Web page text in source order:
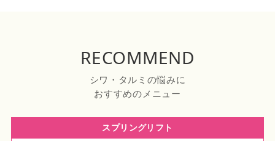
RECOMMEND
シワ・タルミの悩みに
おすすめのメニュー
スプリングリフト